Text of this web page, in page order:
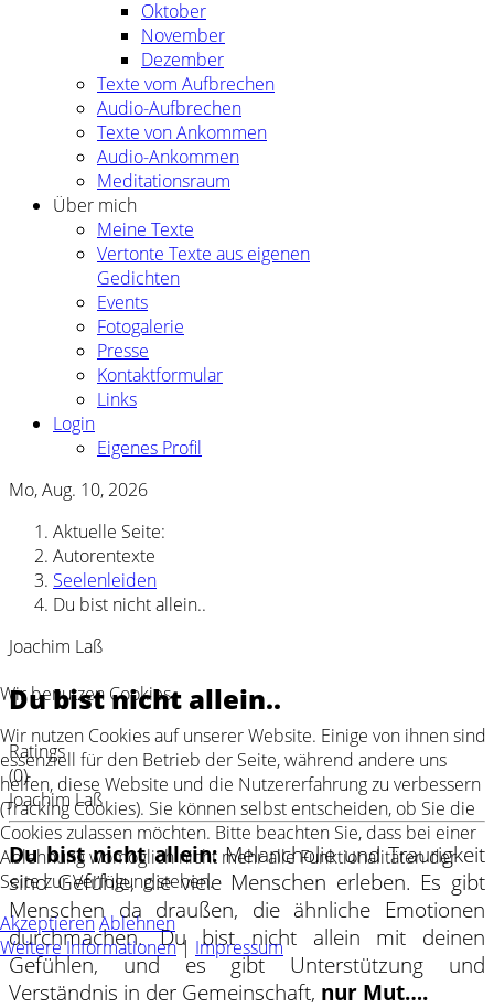
Oktober
November
Dezember
Texte vom Aufbrechen
Audio-Aufbrechen
Texte von Ankommen
Audio-Ankommen
Meditationsraum
Über mich
Meine Texte
Vertonte Texte aus eigenen
Gedichten
Events
Fotogalerie
Presse
Kontaktformular
Links
Login
Eigenes Profil
Mo, Aug. 10, 2026
Aktuelle Seite:
Autorentexte
Seelenleiden
Du bist nicht allein..
Joachim Laß
Du bist nicht allein..
Ratings
(0)
Joachim Laß
Du bist nicht allein:Melancholie und Traurigkeit
sind Gefühle, die viele Menschen erleben. Es gibt
Menschen da draußen, die ähnliche Emotionen
durchmachen. Du bist nicht allein mit deinen
Gefühlen, und es gibt Unterstützung und
Verständnis in der Gemeinschaft, nur Mut….
Wir benutzen Cookies
Wir nutzen Cookies auf unserer Website. Einige von ihnen sind
essenziell für den Betrieb der Seite, während andere uns
helfen, diese Website und die Nutzererfahrung zu verbessern
(Tracking Cookies). Sie können selbst entscheiden, ob Sie die
Cookies zulassen möchten. Bitte beachten Sie, dass bei einer
Ablehnung womöglich nicht mehr alle Funktionalitäten der
Seite zur Verfügung stehen.
AkzeptierenAblehnen
Weitere Informationen| Impressum